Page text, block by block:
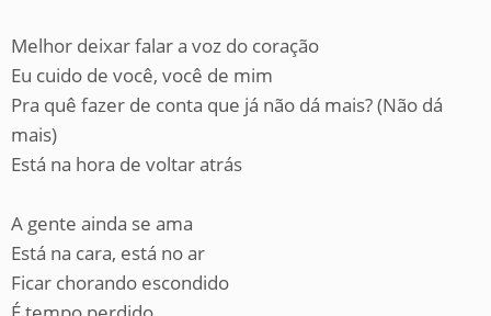
Melhor deixar falar a voz do coração
Eu cuido de você, você de mim
Pra quê fazer de conta que já não dá mais? (Não dá
mais)
Está na hora de voltar atrás
A gente ainda se ama
Está na cara, está no ar
Ficar chorando escondido